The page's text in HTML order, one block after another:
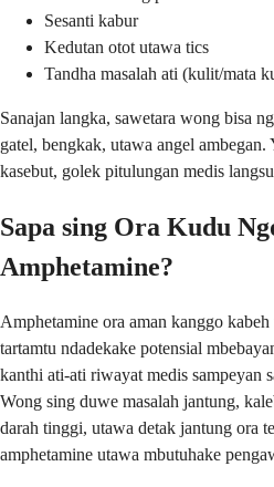
Sesanti kabur
Kedutan otot utawa tics
Tandha masalah ati (kulit/mata
Sanajan langka, sawetara wong bisa
gatel, bengkak, utawa angel
kasebut, golek pitulungan medis
Sapa sing Ora Kudu
Amphetamine?
Amphetamine ora aman kanggo
tartamtu ndadekake potensial
kanthi ati-ati riwayat medis sampeyan
Wong sing duwe masalah jantung,
darah tinggi, utawa detak jantung ora
amphetamine utawa mbutuhake